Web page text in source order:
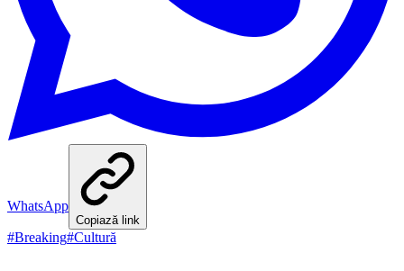
WhatsApp
Copiază link
#Breaking#Cultură